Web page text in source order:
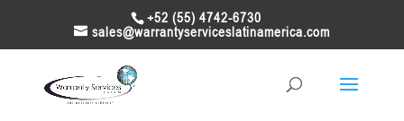
+52 (55) 4742-6730
sales@warrantyserviceslatinamerica.com